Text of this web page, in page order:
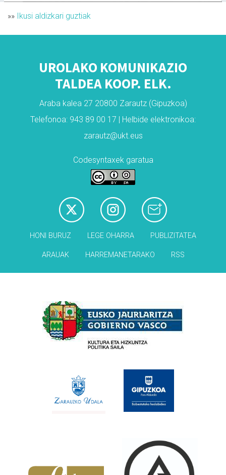
»» Ikusi aldizkari guztiak
UROLAKO KOMUNIKAZIO
TALDEA KOOP. ELK.
Araba kalea 27 20800 Zarautz (Gipuzkoa)
Telefonoa: 943 89 00 17 | Helbide elektronikoa:
zarautz@ukt.eus
Codesyntaxek garatua
HONI BURUZ LEGE OHARRA PUBLIZITATEA
ARAUAK HARREMANETARAKO RSS